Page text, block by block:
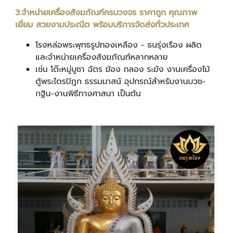
3.จำหน่ายเครื่องสังฆภัณฑ์ครบวงจร ราคาถูก คุณภาพ
เยี่ยม สวยงามประณีต พร้อมบริการจัดส่งทั่วประเทศ
โรงหล่อพระพุทธรูปทองเหลือง - ธนรุ่งเรือง ผลิต
และจำหน่ายเครื่องสังฆภัณฑ์หลากหลาย
เช่น โต๊ะหมู่บูชา ฉัตร ฆ้อง กลอง ระฆัง งานเครื่องไม้
ตู้พระไตรปิฎก ธรรมมาสน์ อุปกรณ์สำหรับงานบวช-
กฐิน-งานพิธีทางศาสนา เป็นต้น